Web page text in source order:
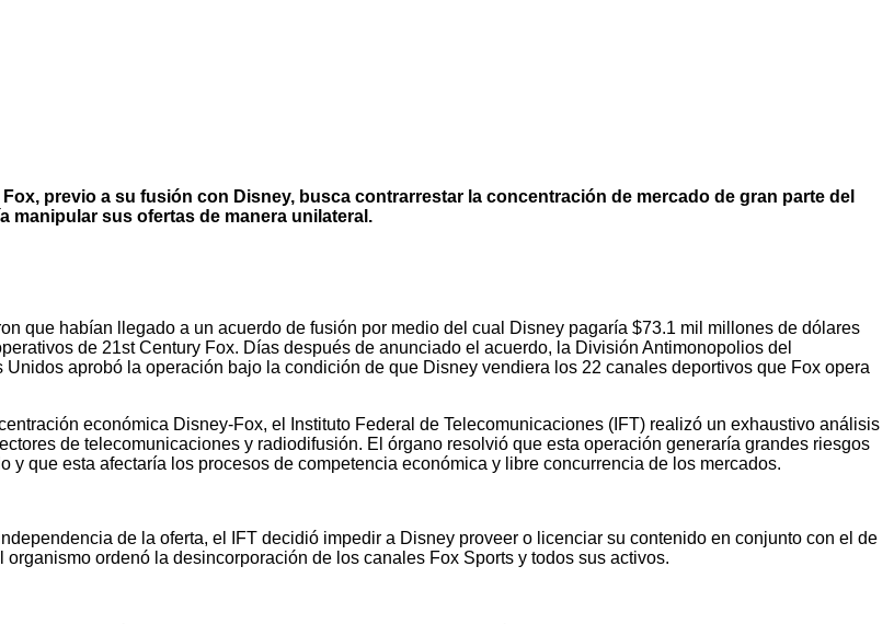
previo a su fusión con Disney, busca contrarrestar la concentración de mercado de gran parte del
sus ofertas de manera unilateral.
que habían llegado a un acuerdo de fusión por medio del cual Disney pagaría $73.1 mil millones de dólares
de 21st Century Fox. Días después de anunciado el acuerdo, la División Antimonopolios del
Unidos aprobó la operación bajo la condición de que Disney vendiera los 22 canales deportivos que Fox opera
económica Disney-Fox, el Instituto Federal de Telecomunicaciones (IFT) realizó un exhaustivo análisis
de telecomunicaciones y radiodifusión. El órgano resolvió que esta operación generaría grandes riesgos
y que esta afectaría los procesos de competencia económica y libre concurrencia de los mercados.
de la oferta, el IFT decidió impedir a Disney proveer o licenciar su contenido en conjunto con el de
ordenó la desincorporación de los canales Fox Sports y todos sus activos.